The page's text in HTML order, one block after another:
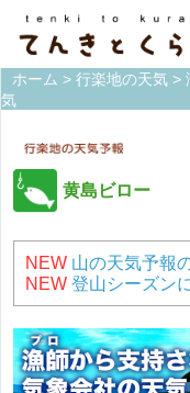
ホーム > 行楽地の天気 >
気
黄島ビロー
NEW 山の天気予報
NEW 登山シーズン